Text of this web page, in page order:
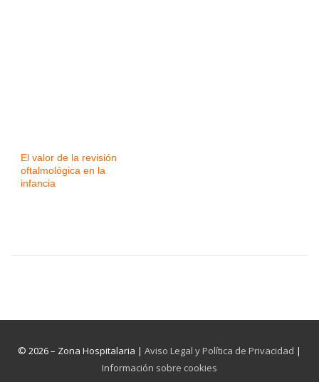
El valor de la revisión
oftalmológica en la
infancia
© 2026 – Zona Hospitalaria | Aviso Legal y Política de Privacidad |
Información sobre cookies